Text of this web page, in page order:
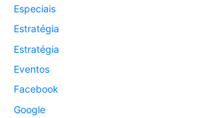
Especiais
Estratégia
Estratégia
Eventos
Facebook
Google